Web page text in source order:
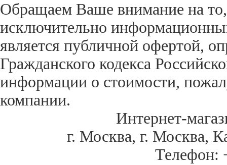
Обращаем Ваше внимание на
исключительно
является публичной офертой,
Гражданского кодекса
информации о стоимости,
компании.
Интернет-
г. Москва,г. Москва,
Телефон: